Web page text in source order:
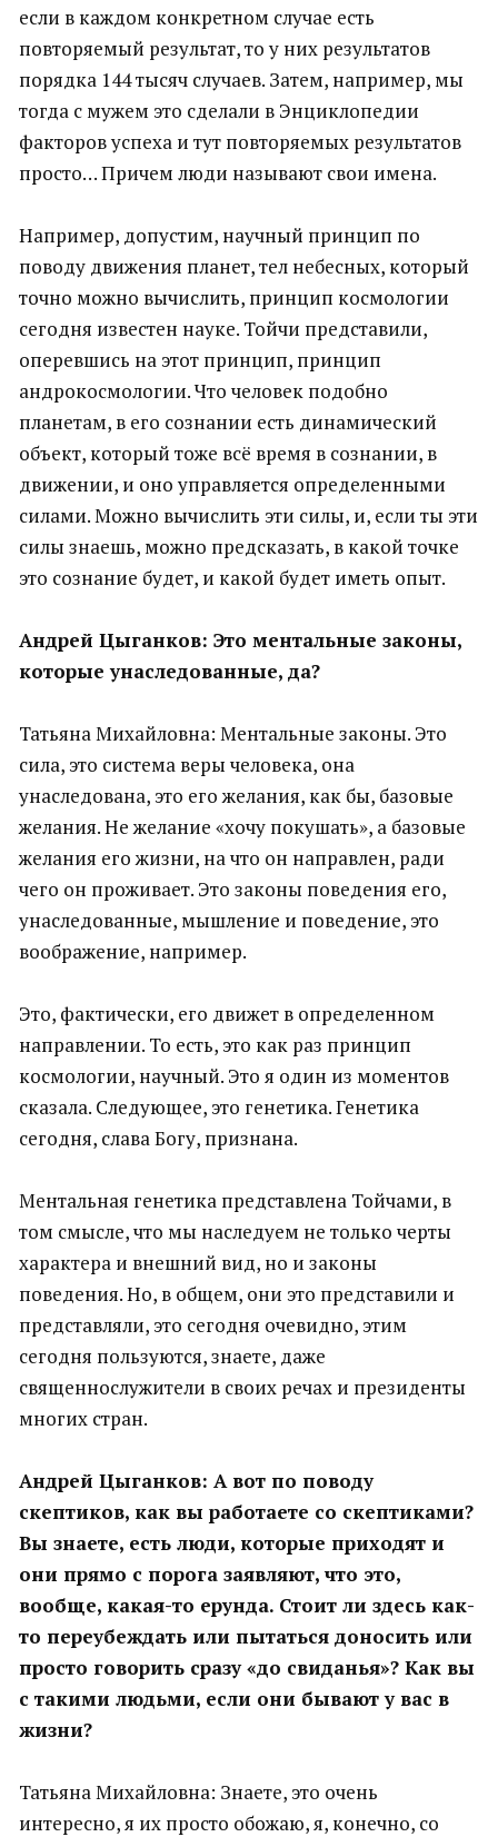
если в каждом конкретном случае есть
повторяемый результат, то у них результатов
порядка 144 тысяч случаев. Затем, например, мы
тогда с мужем это сделали в Энциклопедии
факторов успеха и тут повторяемых результатов
просто… Причем люди называют свои имена.
Например, допустим, научный принцип по
поводу движения планет, тел небесных, который
точно можно вычислить, принцип космологии
сегодня известен науке. Тойчи представили,
оперевшись на этот принцип, принцип
андрокосмологии. Что человек подобно
планетам, в его сознании есть динамический
объект, который тоже всё время в сознании, в
движении, и оно управляется определенными
силами. Можно вычислить эти силы, и, если ты эти
силы знаешь, можно предсказать, в какой точке
это сознание будет, и какой будет иметь опыт.
Андрей Цыганков: Это ментальные законы,
которые унаследованные, да?
Татьяна Михайловна: Ментальные законы. Это
сила, это система веры человека, она
унаследована, это его желания, как бы, базовые
желания. Не желание «хочу покушать», а базовые
желания его жизни, на что он направлен, ради
чего он проживает. Это законы поведения его,
унаследованные, мышление и поведение, это
воображение, например.
Это, фактически, его движет в определенном
направлении. То есть, это как раз принцип
космологии, научный. Это я один из моментов
сказала. Следующее, это генетика. Генетика
сегодня, слава Богу, признана.
Ментальная генетика представлена Тойчами, в
том смысле, что мы наследуем не только черты
характера и внешний вид, но и законы
поведения. Но, в общем, они это представили и
представляли, это сегодня очевидно, этим
сегодня пользуются, знаете, даже
священнослужители в своих речах и президенты
многих стран.
Андрей Цыганков: А вот по поводу
скептиков, как вы работаете со скептиками?
Вы знаете, есть люди, которые приходят и
они прямо с порога заявляют, что это,
вообще, какая-то ерунда. Стоит ли здесь как-
то переубеждать или пытаться доносить или
просто говорить сразу «до свиданья»? Как вы
с такими людьми, если они бывают у вас в
жизни?
Татьяна Михайловна: Знаете, это очень
интересно, я их просто обожаю, я, конечно, со